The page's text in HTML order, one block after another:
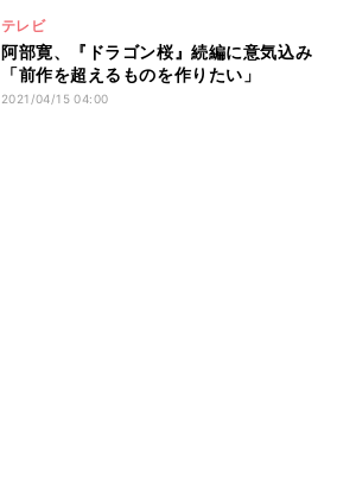
テレビ
阿部寛、『ドラゴン桜』続編に意気込み
「前作を超えるものを作りたい」
2021/04/15 04:00